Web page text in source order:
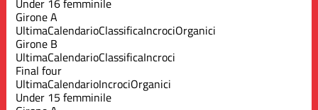
Girone A
UltimaCalendarioClassificaIncrociOrganici
Girone B
UltimaCalendarioClassificaIncroci
Final four
UltimaCalendarioIncrociOrganici
Under 15 femminile